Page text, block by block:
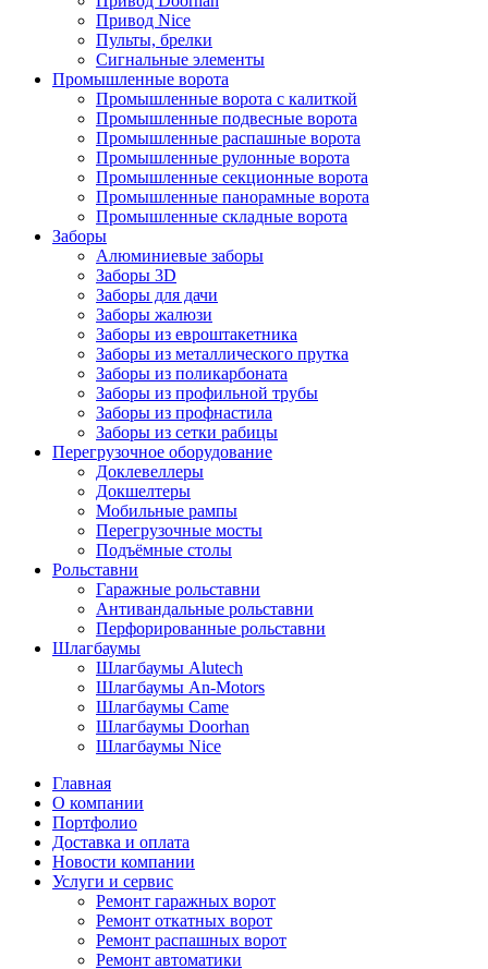
Привод Nice
Пульты, брелки
Сигнальные элементы
Промышленные ворота
Промышленные ворота с калиткой
Промышленные подвесные ворота
Промышленные распашные ворота
Промышленные рулонные ворота
Промышленные секционные ворота
Промышленные панорамные ворота
Промышленные складные ворота
Заборы
Алюминиевые заборы
Заборы 3D
Заборы для дачи
Заборы жалюзи
Заборы из евроштакетника
Заборы из металлического прутка
Заборы из поликарбоната
Заборы из профильной трубы
Заборы из профнастила
Заборы из сетки рабицы
Перегрузочное оборудование
Доклевеллеры
Докшелтеры
Мобильные рампы
Перегрузочные мосты
Подъёмные столы
Рольставни
Гаражные рольставни
Антивандальные рольставни
Перфорированные рольставни
Шлагбаумы
Шлагбаумы Alutech
Шлагбаумы An-Motors
Шлагбаумы Came
Шлагбаумы Doorhan
Шлагбаумы Nice
Главная
О компании
Портфолио
Доставка и оплата
Новости компании
Услуги и сервис
Ремонт гаражных ворот
Ремонт откатных ворот
Ремонт распашных ворот
Ремонт автоматики